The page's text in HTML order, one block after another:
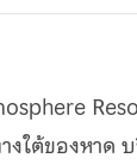
งใต้ของหาด